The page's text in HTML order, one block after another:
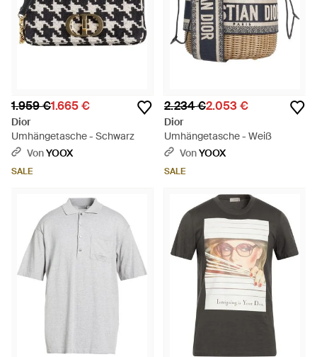
1.959 €1.665 €
Dior
Umhängetasche - Schwarz
VonYOOX
SALE
2.234 €2.053 €
Dior
Umhängetasche - Weiß
VonYOOX
SALE